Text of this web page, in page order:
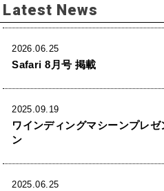
Latest News
2026.06.25
Safari 8月号 掲載
2025.09.19
ワインディングマシーンプレ
ン
2025.06.25